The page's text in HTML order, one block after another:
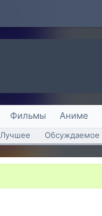
Фильмы Аниме
Лучшее Обсуждаемое